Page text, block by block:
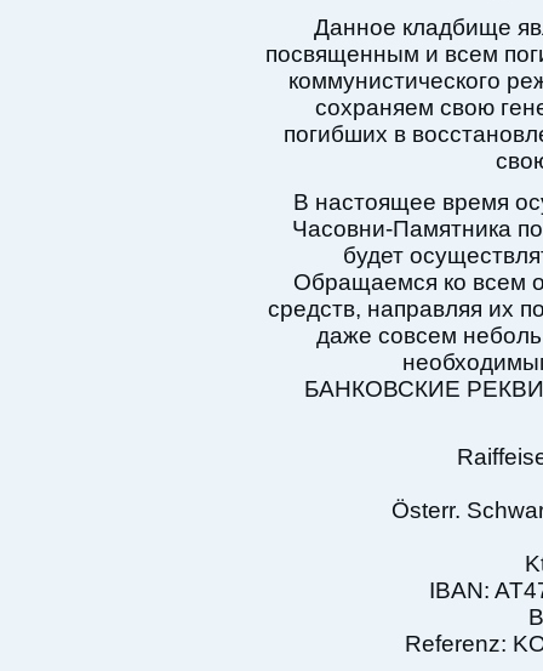
Данное кладбище
посвященным и всем
коммунистического
сохраняем свою
погибших в
В настоящее время
Часовни-Памятника
будет
Обращаемся ко всем
средств, направляя их
даже совсем
БАНКОВСКИЕ
Österr.
IBAN:
Referenz: